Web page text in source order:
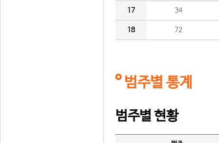
17 34
18 72
범주별 통계
범주별 현황